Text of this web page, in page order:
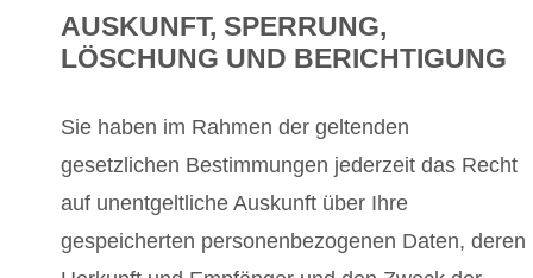
AUSKUNFT, SPERRUNG,
LÖSCHUNG UND BERICHTIGUNG
Sie haben im Rahmen der geltenden
gesetzlichen Bestimmungen jederzeit das Recht
auf unentgeltliche Auskunft über Ihre
gespeicherten personenbezogenen Daten, deren